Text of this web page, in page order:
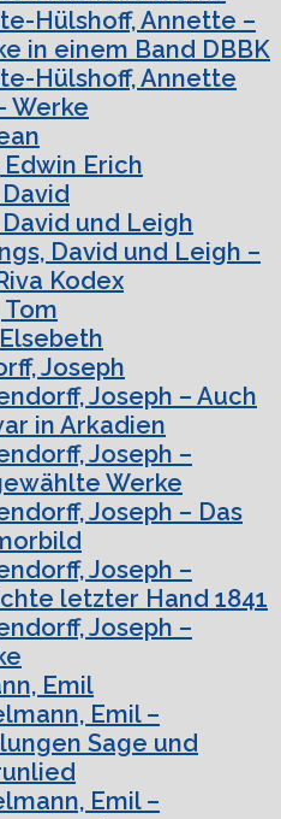
Hülshoff, Annette –
in einem Band DBBK
Hülshoff, Annette
Werke
Erich
und Leigh
David und Leigh –
Kodex
Tom
Joseph
Joseph – Auch
in Arkadien
Joseph –
Werke
Joseph – Das
Joseph –
letzter Hand 1841
Joseph –
Emil
Emil –
Sage und
Emil –